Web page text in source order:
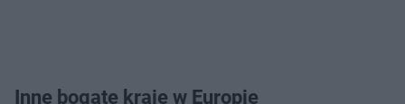
Inne bogate kraje w Europie